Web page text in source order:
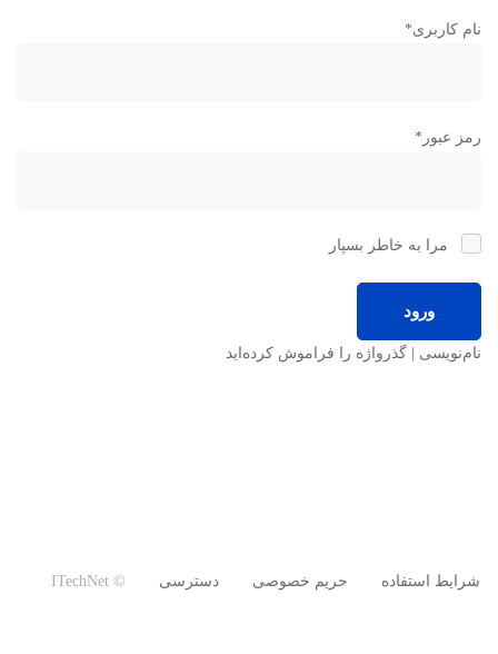
ورود
نام کاربری*
رمز عبور *
مرا به خاطر بسپار
نام‌نویسی گذرواژه را فراموش کرده‌اید
شرایط استفاده حریم خصوصی دسترسی © ITechNet